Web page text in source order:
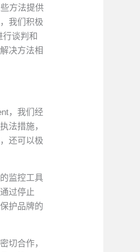
方法提供
我们积极
谈判和
决方法相
，我们经
法措施，
还可以极
监控工具
过停止
护品牌的
切合作，